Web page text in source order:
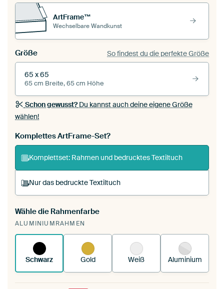
ArtFrame™
Wechselbare Wandkunst
Größe So findest du die perfekte Größe
65 x 65
65 cm Breite, 65 cm Höhe
Schon gewusst?Du kannst auch deine eigene Größe
wählen!
Komplettes ArtFrame-Set?
Komplettset: Rahmen und bedrucktes Textiltuch
Nur das bedruckte Textiltuch
Du spannst einen wechselbaren Textiltuch in
deinen vorhandenen ArtFrame™.
funktioniert es.
Wähle die Rahmenfarbe
ALUMINIUMRAHMEN
Schwarz Gold Weiß Aluminium